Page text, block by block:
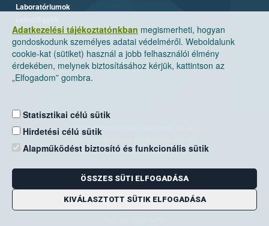
Adatkezelési tájékoztatónkban megismerheti, hogyan
gondoskodunk személyes adatai védelméről. Weboldalunk
cookie-kat (sütiket) használ a jobb felhasználói élmény
érdekében, melynek biztosításához kérjük, kattintson az
„Elfogadom” gombra.
Statisztikai célú sütik
Hirdetési célú sütik
Alapműködést biztosító és funkcionális sütik
ÖSSZES SÜTI ELFOGADÁSA
KIVÁLASZTOTT SÜTIK ELFOGADÁSA
Laboratóriumok
Nemzeti Élelmiszerlánc-biztonsági Hivatal
Levelezési cím: 1525 Budapest. Pf. 30.
E-mail:ugyfelszolgalat@nebih.gov.hu
Zöld szám: 06-80/263-244
Telefon: 06-1/ 336-9000